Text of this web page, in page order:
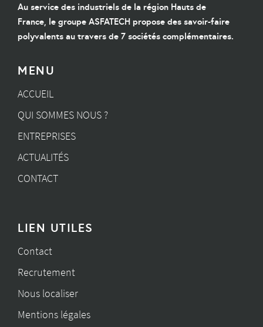
Au service des industriels de la région Hauts de
France, le groupe ASFATECH propose des savoir-faire
polyvalents au travers de 7 sociétés complémentaires.
MENU
ACCUEIL
QUI SOMMES NOUS ?
ENTREPRISES
ACTUALITÉS
CONTACT
LIEN UTILES
Contact
Recrutement
Nous localiser
Mentions légales